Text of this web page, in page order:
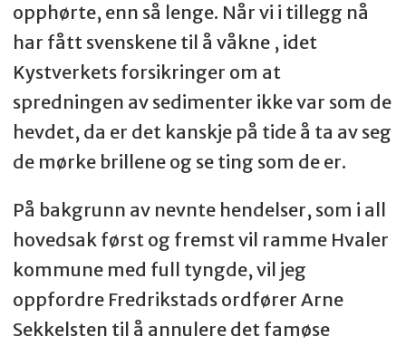
opphørte, enn så lenge. Når vi i tillegg nå
har fått svenskene til å våkne , idet
Kystverkets forsikringer om at
spredningen av sedimenter ikke var som de
hevdet, da er det kanskje på tide å ta av seg
de mørke brillene og se ting som de er.
På bakgrunn av nevnte hendelser, som i all
hovedsak først og fremst vil ramme Hvaler
kommune med full tyngde, vil jeg
oppfordre Fredrikstads ordfører Arne
Sekkelsten til å annulere det famøse